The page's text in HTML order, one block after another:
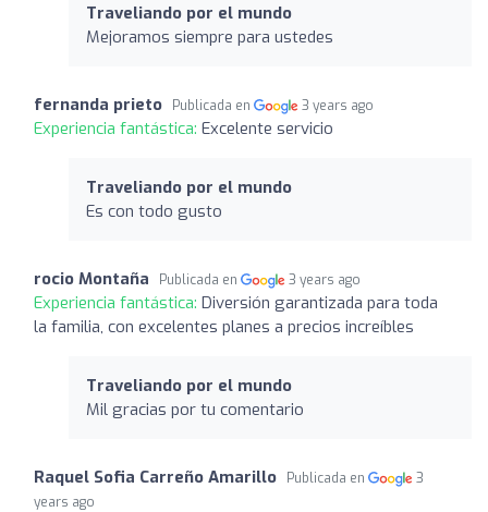
Traveliando por el mundo
Mejoramos siempre para ustedes
fernanda prieto Publicada en 3 years ago
Experiencia fantástica: Excelente servicio
Traveliando por el mundo
Es con todo gusto
rocio Montaña Publicada en 3 years ago
Experiencia fantástica: Diversión garantizada para toda
la familia, con excelentes planes a precios increíbles
Traveliando por el mundo
Mil gracias por tu comentario
Raquel Sofia Carreño Amarillo Publicada en
3
years ago